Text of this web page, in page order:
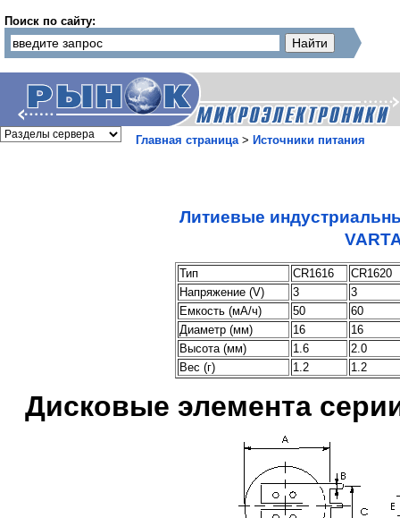
Поиск по сайту:
Главная страница> Источники питания
Литиевые
Тип CR1616
CR1620
Напряжение (V)
3
3
Емкость (мА/ч)
50
60
Диаметр (мм)
16
16
Высота (мм)
1.6
2.0
Вес (г)
1.2 1.2
Дисковые элемента